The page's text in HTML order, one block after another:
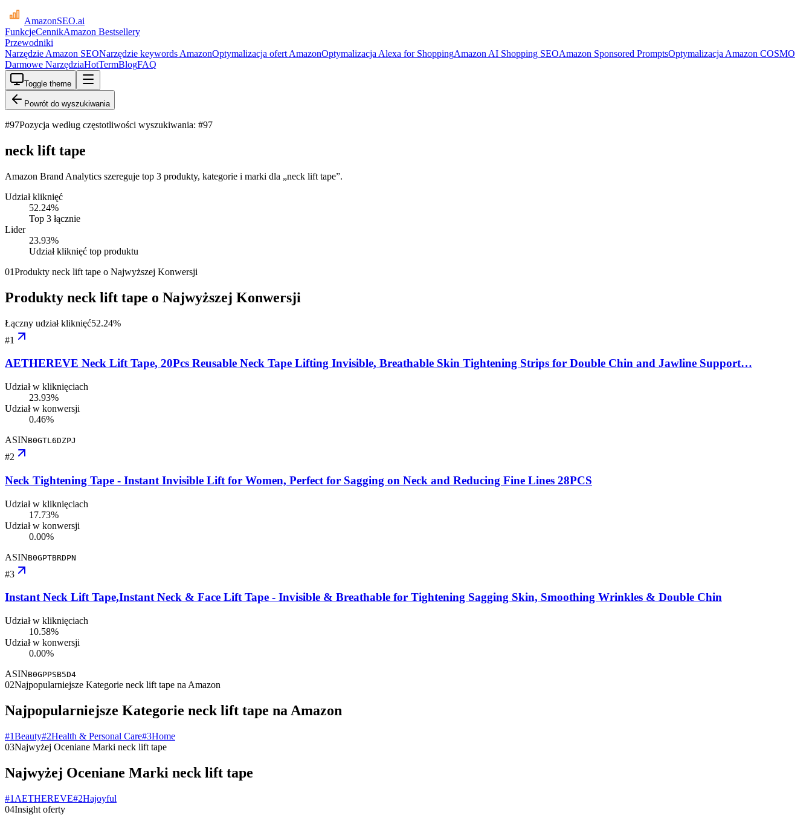
AmazonSEO.ai
FunkcjeCennikAmazon Bestsellery
Przewodniki
Narzędzie Amazon SEONarzędzie keywords AmazonOptymalizacja ofert AmazonOptymalizacja Alexa for ShoppingAmazon AI Shopping SEOAmazon Sponsored PromptsOptymalizacja Amazon COSMO
Darmowe NarzędziaHotTermBlogFAQ
Toggle theme
Powrót do wyszukiwania
#97Pozycja według częstotliwości wyszukiwania: #97
neck lift tape
Amazon Brand Analytics szereguje top 3 produkty, kategorie i marki dla „neck lift tape”.
Udział kliknięć
52.24%
Top 3 łącznie
Lider
23.93%
Udział kliknięć top produktu
01Produkty neck lift tape o Najwyższej Konwersji
Produkty neck lift tape o Najwyższej Konwersji
Łączny udział kliknięć52.24%
#1
AETHEREVE Neck Lift Tape, 20Pcs Reusable Neck Tape Lifting Invisible, Breathable Skin Tightening Strips for Double Chin and Jawline Support…
Udział w kliknięciach
23.93%
Udział w konwersji
0.46%
ASINB0GTL6DZPJ
#2
Neck Tightening Tape - Instant Invisible Lift for Women, Perfect for Sagging on Neck and Reducing Fine Lines 28PCS
Udział w kliknięciach
17.73%
Udział w konwersji
0.00%
ASINB0GPTBRDPN
#3
Instant Neck Lift Tape,Instant Neck & Face Lift Tape - Invisible & Breathable for Tightening Sagging Skin, Smoothing Wrinkles & Double Chin
Udział w kliknięciach
10.58%
Udział w konwersji
0.00%
ASINB0GPPSB5D4
02Najpopularniejsze Kategorie neck lift tape na Amazon
Najpopularniejsze Kategorie neck lift tape na Amazon
#1Beauty#2Health & Personal Care#3Home
03Najwyżej Oceniane Marki neck lift tape
Najwyżej Oceniane Marki neck lift tape
#1 AETHEREVE#2Hajoyful
04Insight oferty